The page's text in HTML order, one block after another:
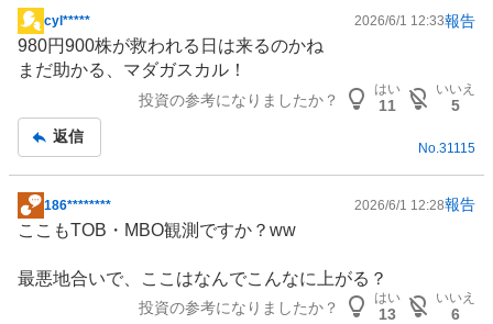
掲
示
板
cyl***** 2026/6/1 12:33報告
980円900株が救われる日は来るのかね
まだ助かる、マダガスカル！
投資の参考になりましたか？
はい
11
いいえ
5
返信
No. 31115
掲
示
記
186******** 2026/6/1 12:28報告
ここもTOB・MBO観測ですか？ww
最悪地合いで、ここはなんでこんなに上がる？
投資の参考になりましたか？
はい
13
いいえ
6